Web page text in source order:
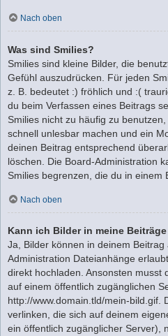
Nach oben
Was sind Smilies?
Smilies sind kleine Bilder, die
Gefühl auszudrücken. Für jeden
z. B. bedeutet :) fröhlich und :(
du beim Verfassen eines Beitrags
Smilies nicht zu häufig zu
schnell unlesbar machen und ein
deinen Beitrag entsprechend
löschen. Die Board-Administration
Smilies begrenzen, die du in einem
Nach oben
Kann ich Bilder in meine
Ja, Bilder können in deinem
Administration Dateianhänge
direkt hochladen. Ansonsten musst
auf einem öffentlich zugänglichen
http://www.domain.tld/mein-bild.gif.
verlinken, die sich auf deinem
ein öffentlich zugänglicher Server),